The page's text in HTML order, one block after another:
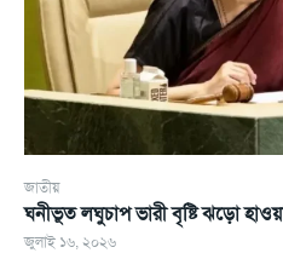
জাতীয়
ঘনীভূত লঘুচাপ ভারী বৃষ্টি ঝড়ো
জুলাই ১৬, ২০২৬